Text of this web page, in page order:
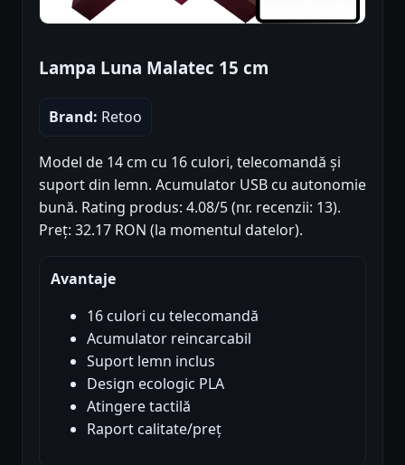
Lampa Luna Malatec 15 cm
Brand: Retoo
Model de 14 cm cu 16 culori, telecomandă și
suport din lemn. Acumulator USB cu autonomie
bună. Rating produs: 4.08/5 (nr. recenzii: 13).
Preț: 32.17 RON (la momentul datelor).
Avantaje
16 culori cu telecomandă
Acumulator reincarcabil
Suport lemn inclus
Design ecologic PLA
Atingere tactilă
Raport calitate/preț